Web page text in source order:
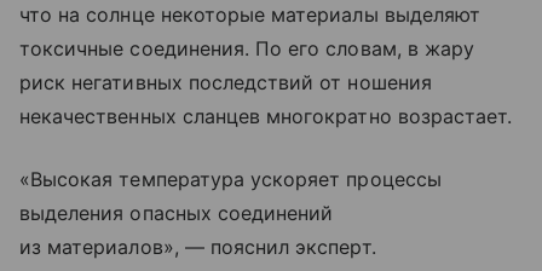
что на солнце некоторые материалы выделяют
токсичные соединения. По его словам, в жару
риск негативных последствий от ношения
некачественных сланцев многократно возрастает.
«Высокая температура ускоряет процессы
выделения опасных соединений
из материалов», — пояснил эксперт.